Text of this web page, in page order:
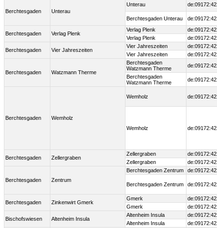
Berchtesgaden Unterau
Unterau
Berchtesgaden Unterau
Berchtesgaden Verlag Plenk
Verlag Plenk
Verlag Plenk
Berchtesgaden Vier Jahreszeiten
Vier Jahreszeiten
Vier Jahreszeiten
Berchtesgaden Watzmann Therme
Berchtesgaden
Watzmann Therme
Berchtesgaden
Watzmann Therme
Berchtesgaden Wemholz
Wemholz
Wemholz
Berchtesgaden Zellergraben
Zellergraben
Zellergraben
Berchtesgaden Zentrum
Berchtesgaden Zentrum
Berchtesgaden Zentrum
Berchtesgaden Zinkenwirt Gmerk
Gmerk
Gmerk
Bischofswiesen Altenheim Insula
Altenheim Insula
Altenheim Insula